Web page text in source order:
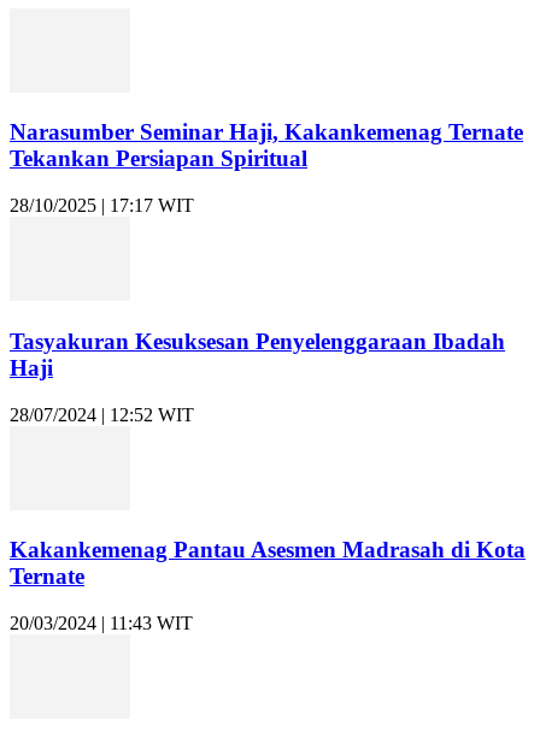
Narasumber Seminar Haji, Kakankemenag Ternate
Tekankan Persiapan Spiritual
28/10/2025 | 17:17 WIT
Tasyakuran Kesuksesan Penyelenggaraan Ibadah
Haji
28/07/2024 | 12:52 WIT
Kakankemenag Pantau Asesmen Madrasah di Kota
Ternate
20/03/2024 | 11:43 WIT